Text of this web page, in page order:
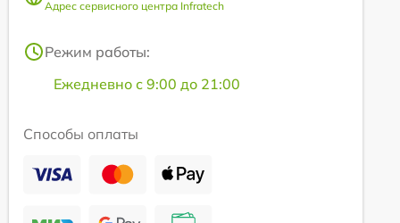
Адрес сервисного центра Infratech
Режим работы:
Ежедневно с 9:00 до 21:00
Способы оплаты